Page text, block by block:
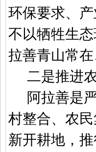
环保要求、
不以牺牲生
拉善青山常
二是推进
阿拉善是
村整合、农
新开耕地，